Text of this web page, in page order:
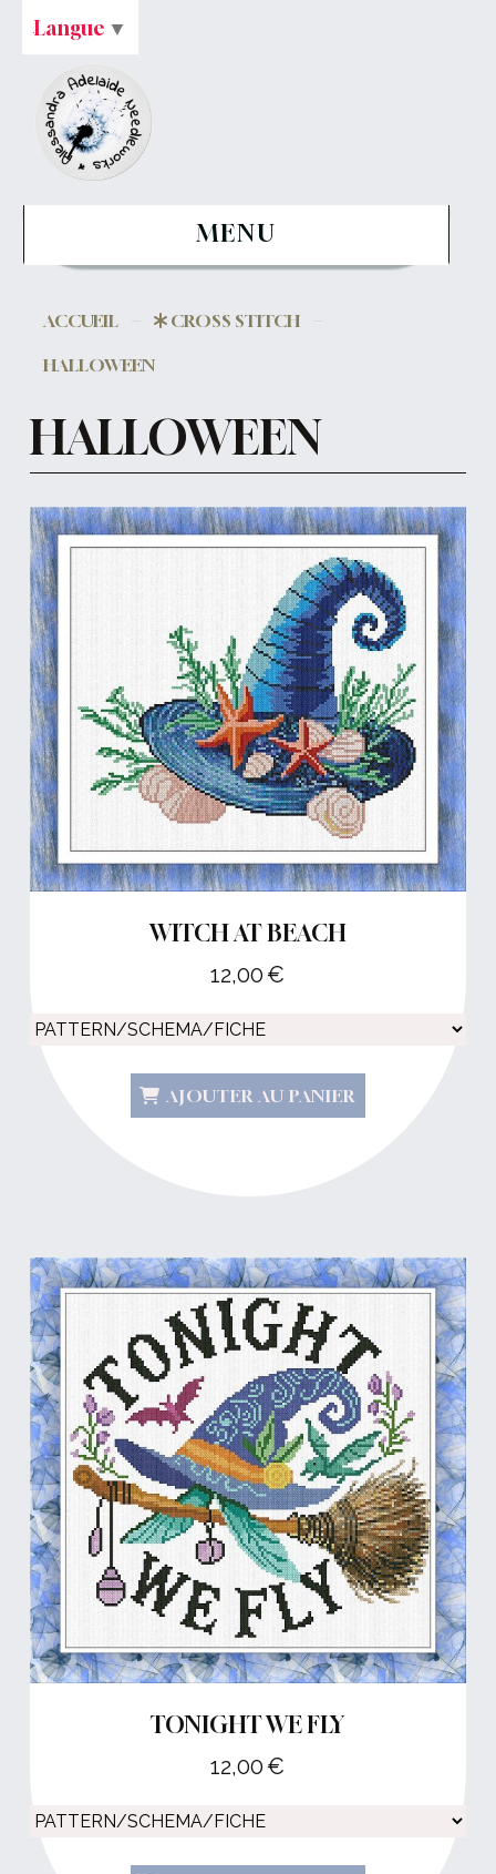
MENU
ACCUEIL
CROSS STITCH
HALLOWEEN
HALLOWEEN
WITCH AT BEACH
12,00€
AJOUTER AU PANIER
TONIGHT WE FLY
12,00€
Langue ▼